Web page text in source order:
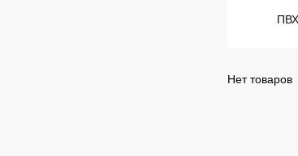
ПВХ
Нет товаров